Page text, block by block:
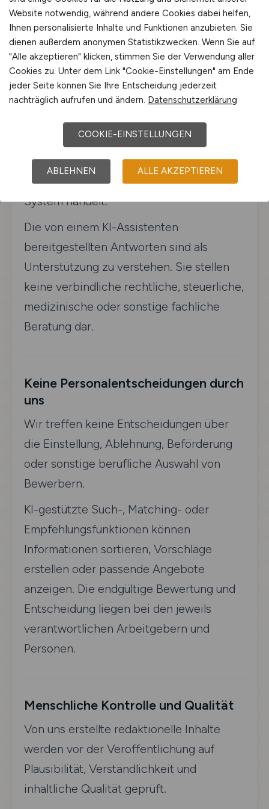
KI-Assistenten und Chatfunktionen
Soweit Nutzer auf unseren Plattformen
unmittelbar mit einem KI-gestützten
Assistenten oder Chat-System
kommunizieren können, wird dies im
jeweiligen Nutzungskontext kenntlich
gemacht, sofern nicht bereits eindeutig
erkennbar ist, dass es sich um ein KI-
System handelt.
Die von einem KI-Assistenten
bereitgestellten Antworten sind als
Unterstützung zu verstehen. Sie stellen
keine verbindliche rechtliche, steuerliche,
medizinische oder sonstige fachliche
Beratung dar.
Keine Personalentscheidungen durch
uns
Wir treffen keine Entscheidungen über
die Einstellung, Ablehnung, Beförderung
oder sonstige berufliche Auswahl von
Bewerbern.
KI-gestützte Such-, Matching- oder
Empfehlungsfunktionen können
Informationen sortieren, Vorschläge
erstellen oder passende Angebote
anzeigen. Die endgültige Bewertung und
Entscheidung liegen bei den jeweils
verantwortlichen Arbeitgebern und
Personen.
Menschliche Kontrolle und Qualität
Von uns erstellte redaktionelle Inhalte
werden vor der Veröffentlichung auf
Plausibilität, Verständlichkeit und
inhaltliche Qualität geprüft.
Website notwendig, während andere Cookies dabei helfen,
Ihnen personalisierte Inhalte und Funktionen anzubieten. Sie
dienen außerdem anonymen Statistikzwecken. Wenn Sie auf
"Alle akzeptieren" klicken, stimmen Sie der Verwendung aller
Cookies zu. Unter dem Link "Cookie-Einstellungen" am Ende
jeder Seite können Sie Ihre Entscheidung jederzeit
nachträglich aufrufen und ändern. Datenschutzerklärung
COOKIE-EINSTELLUNGEN
ABLEHNEN ALLE AKZEPTIEREN